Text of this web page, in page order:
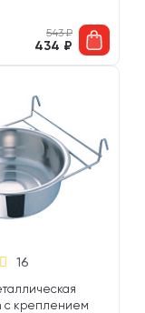
543₽
434 ₽
16
с креплением